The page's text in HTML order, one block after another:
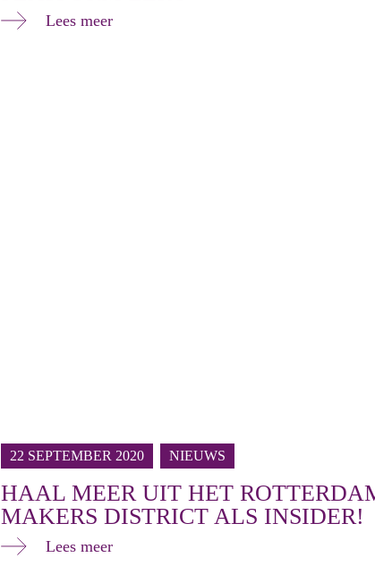
Lees meer
22 SEPTEMBER 2020 NIEUWS
HAAL MEER UIT HET
MAKERS DISTRICT ALS INSIDER!
Lees meer